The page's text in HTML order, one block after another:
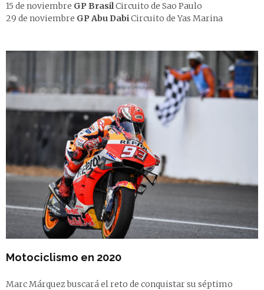
15 de noviembre GP BrasilCircuito de Sao Paulo
29 de noviembre GPAbu DabiCircuito de Yas Marina
Motociclismo en 2020
Marc Márquez buscará el reto de conquistar su séptimo